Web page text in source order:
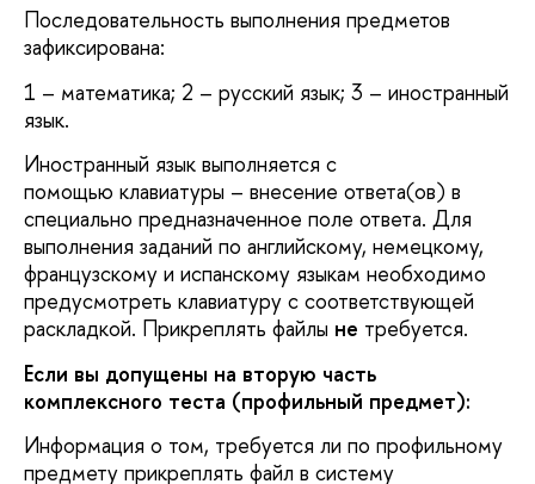
Последовательность выполнения предметов
зафиксирована:
1 – математика; 2 – русский язык; 3 – иностранный
язык.
Иностранный язык выполняется с
помощью клавиатуры – внесение ответа(ов) в
специально предназначенное поле ответа. Для
выполнения заданий по английскому, немецкому,
французскому и испанскому языкам необходимо
предусмотреть клавиатуру с соответствующей
раскладкой. Прикреплять файлы не требуется.
Если вы допущены на вторую часть
комплексного теста (профильный предмет):
Информация о том, требуется ли по профильному
предмету прикреплять файл в систему